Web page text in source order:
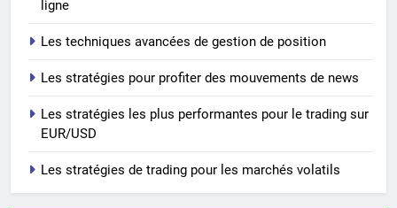
ligne
Les techniques avancées de gestion de position
Les stratégies pour profiter des mouvements de news
Les stratégies les plus performantes pour le trading sur
EUR/USD
Les stratégies de trading pour les marchés volatils